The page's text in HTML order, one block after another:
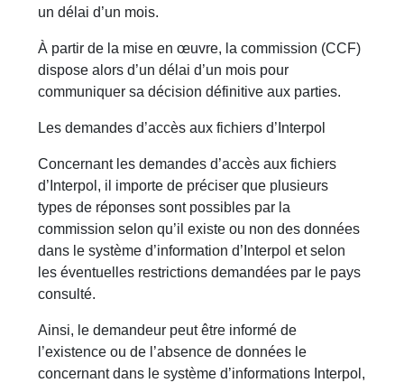
un délai d’un mois.
À partir de la mise en œuvre, la commission (CCF)
dispose alors d’un délai d’un mois pour
communiquer sa décision définitive aux parties.
Les demandes d’accès aux fichiers d’Interpol
Concernant les demandes d’accès aux fichiers
d’Interpol, il importe de préciser que plusieurs
types de réponses sont possibles par la
commission selon qu’il existe ou non des données
dans le système d’information d’Interpol et selon
les éventuelles restrictions demandées par le pays
consulté.
Ainsi, le demandeur peut être informé de
l’existence ou de l’absence de données le
concernant dans le système d’informations Interpol,